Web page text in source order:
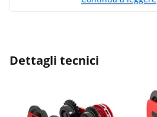
Dettagli tecnici